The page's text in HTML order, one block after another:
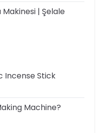
Makinesi | Şelale
Incense Stick
Machine?